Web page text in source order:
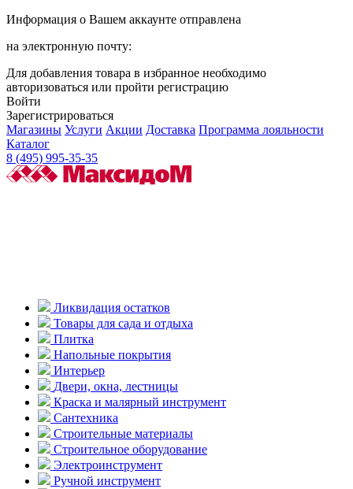
Информация о Вашем аккаунте отправлена
на электронную почту:
Для добавления товара в избранное необходимо
авторизоваться или пройти регистрацию
Войти
Зарегистрироваться
Магазины Услуги Акции Доставка Программа лояльности
Каталог
8 (495) 995-35-35
Ликвидация остатков
Товары для сада и отдыха
Плитка
Напольные покрытия
Интерьер
Двери, окна, лестницы
Краска и малярный инструмент
Сантехника
Строительные материалы
Строительное оборудование
Электроинструмент
Ручной инструмент